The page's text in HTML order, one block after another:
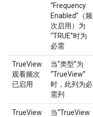
“Frequency
Enabled”（频
次启用）为
“TRUE”时为
必需
TrueView
观看频次
已启用
当“类型”为
“TrueView”
时，此列为必
需列
TrueView
当“TrueView